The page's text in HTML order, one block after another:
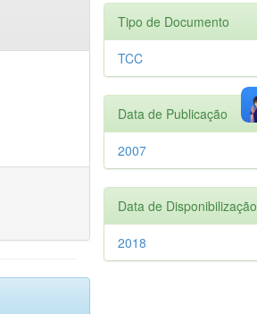
Tipo de Documento
TCC
Data de Publicação
2007
Data de Disponibilização
2018